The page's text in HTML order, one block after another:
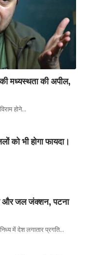
मध्यस्थता की अपील,
होने…
को भी होगा फायदा।
और जल जंक्शन, पटना
में देश लगातार प्रगति…